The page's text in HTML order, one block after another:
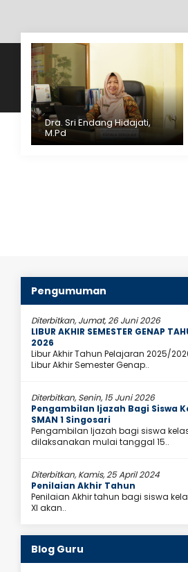
Dra. Sri Endang Hidajati,
M.Pd
Pasti Ada
Kesulitan Pasti Ada
sebagai berikut:
S.Pd
Guru Fisika
PNS
JAB
Pengumuman
Diterbitkan, Jumat, 26 Juni 2026
LIBUR AKHIR SEMESTER GENAP
2026
Libur Akhir Tahun Pelajaran 2025/
Libur Akhir Semester Genap..
Diterbitkan, Senin, 15 Juni 2026
Pengambilan Ijazah Bagi Siswa
SMAN 1 Singosari
Pengambilan Ijazah bagi siswa
dilaksanakan mulai tanggal 15..
Diterbitkan, Kamis, 25 April 2024
Penilaian Akhir Tahun
Penilaian Akhir tahun bagi siswa
XI akan..
Blog Guru